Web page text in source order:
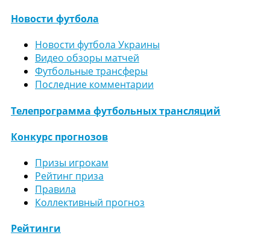
Новости футбола
Новости футбола Украины
Видео обзоры матчей
Футбольные трансферы
Последние комментарии
Телепрограмма футбольных трансляций
Конкурс прогнозов
Призы игрокам
Рейтинг приза
Правила
Коллективный прогноз
Рейтинги